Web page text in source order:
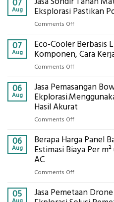
07
Aug
Eksplorasi Pastikan
Comments Offon
Sondir
Tanah
Eksplorasi
Pastikan
Pondasi
Kokoh
07
Aug
Eco-Cooler Berbasis
Komponen, Cara
Comments Offon
Cooler
Berbasis
Limbah
Cara
Kerja,
Manfaatnya
06
Aug
Jasa Pemasangan
Hasil Akurat
Comments Offon
Pemasangan
Bowplank
Ukur
06
Aug
Berapa Harga Panel
Estimasi Biaya Per
AC
Comments Offon
Harga
05
Jasa Pemetaan